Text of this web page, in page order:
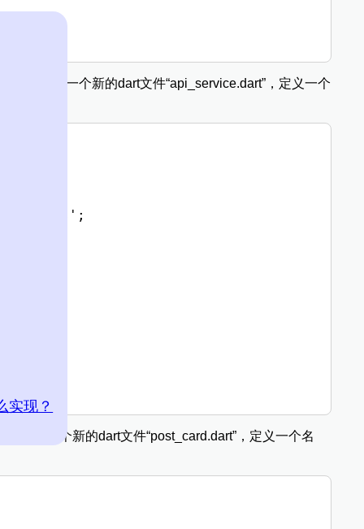
夹中创建一个新的dart文件“api_service.dart”，定义一个
posts';
创建一个新的dart文件“post_card.dart”，定义一个名
实现？